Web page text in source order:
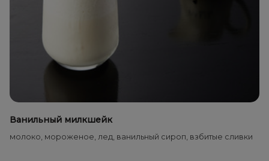
Ванильный милкшейк
молоко, мороженое, лед, ванильный сироп, взбитые сливки